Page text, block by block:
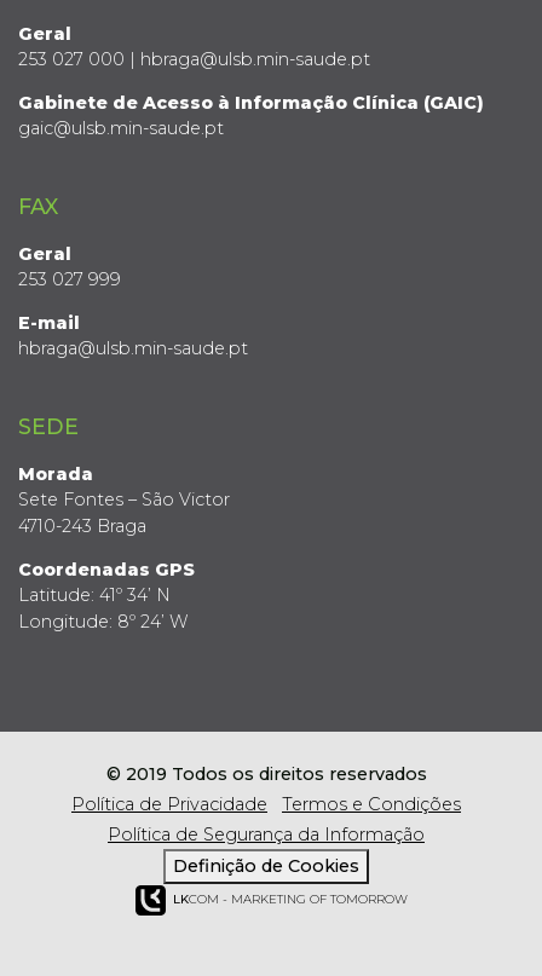
Geral
253 027 000 | hbraga@ulsb.min-saude.pt
Gabinete de Acesso à Informação Clínica (GAIC)
gaic@ulsb.min-saude.pt
FAX
Geral
253 027 999
E-mail
hbraga@ulsb.min-saude.pt
SEDE
Morada
Sete Fontes – São Victor
4710-243 Braga
Coordenadas GPS
Latitude: 41º 34’ N
Longitude: 8º 24’ W
© 2019 Todos os direitos reservados
Política de Privacidade
Termos e Condições
Política de Segurança da Informação
Definição de Cookies
LKCOM - MARKETING OF TOMORROW